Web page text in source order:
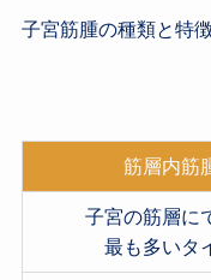
子宮筋腫の種類と特
筋層内筋
子宮の筋層に
最も多いタ